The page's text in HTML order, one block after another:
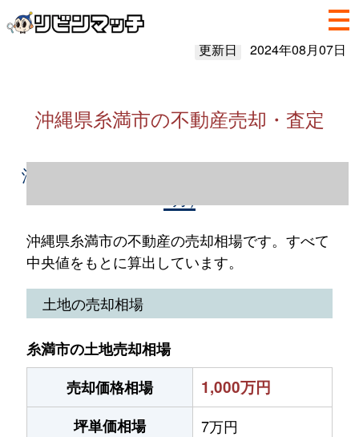
更新日 2024年08月07日
沖縄県糸満市の不動産売却・査定
沖縄県糸満市の不動産売却情報（2023年1～
沖縄県糸満市の不動産の売却相場です。すべて
中央値をもとに算出しています。
土地の売却相場
糸満市の土地売却相場
売却価格相場
1,000万円
坪単価相場
7万円